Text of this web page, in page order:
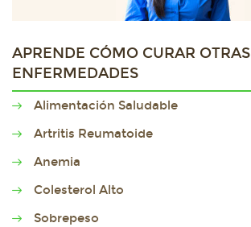
APRENDE CÓMO CURAR OTRAS
ENFERMEDADES
Alimentación Saludable
Artritis Reumatoide
Anemia
Colesterol Alto
Sobrepeso